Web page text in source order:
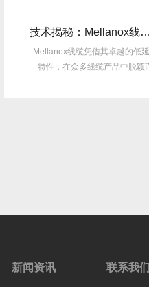
技术揭秘：Mellanox线缆低延迟背后的“信号优化”黑科技！
Mellanox线缆凭借其卓越的低延迟
特性，在众多线缆产品中脱颖而
新闻资讯 联系我们